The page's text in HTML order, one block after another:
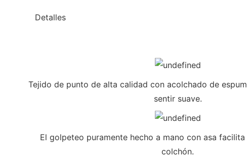
Detalles
Tejido de punto de alta calidad con acolchado de
sentir suave.
El golpeteo puramente hecho a mano con asa
colchón.